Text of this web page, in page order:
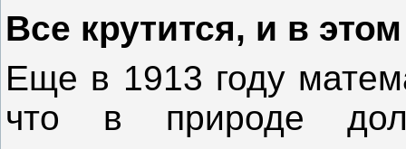
Все крутится, и в
Еще в 1913 году
что в природе